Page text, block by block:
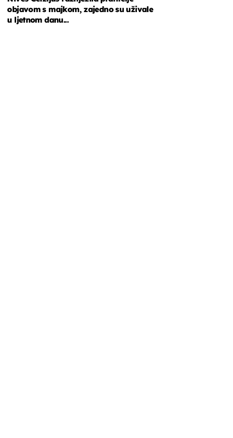
objavom s majkom, zajedno su uživale
u ljetnom danu...